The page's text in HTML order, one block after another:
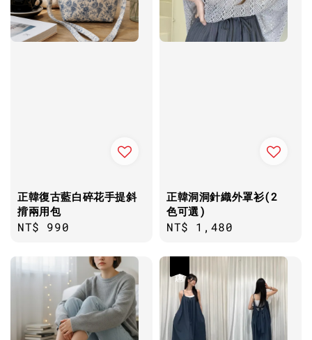
正韓復古藍白碎花手提斜
揹兩用包
Regular
NT$ 990
正韓洞洞針織外罩衫(2
色可選)
Regular
NT$ 1,480